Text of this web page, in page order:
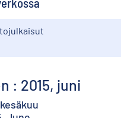
: 2015, juni